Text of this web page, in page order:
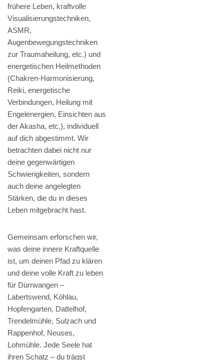
frühere Leben, kraftvolle
Visualisierungstechniken,
ASMR,
Augenbewegungstechniken
zur Traumaheilung, etc.) und
energetischen Heilmethoden
(Chakren-Harmonisierung,
Reiki, energetische
Verbindungen, Heilung mit
Engelenergien, Einsichten aus
der Akasha, etc.), individuell
auf dich abgestimmt. Wir
betrachten dabei nicht nur
deine gegenwärtigen
Schwierigkeiten, sondern
auch deine angelegten
Stärken, die du in dieses
Leben mitgebracht hast.
Gemeinsam erforschen wir,
was deine innere Kraftquelle
ist, um deinen Pfad zu klären
und deine volle Kraft zu leben
für Dürrwangen –
Labertswend, Köhlau,
Hopfengarten, Dattelhof,
Trendelmühle, Sulzach und
Rappenhof, Neuses,
Lohmühle. Jede Seele hat
ihren Schatz – du trägst